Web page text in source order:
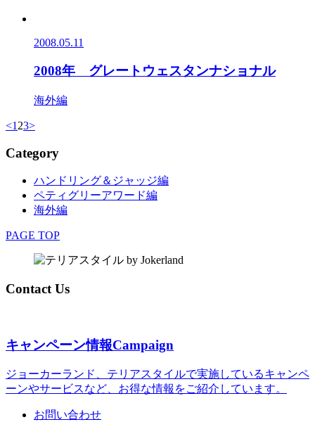
2008.05.11
2008年 グレートウェスタンナショナル
海外編
<1 23>
Category
ハンドリング＆ジャッジ編
ペティグリーアワード編
海外編
PAGE TOP
Contact Us
キャンペーン情報Campaign
ジョーカーランド、テリアスタイルで実施しているキャンペ
ーンやサービスなど、お得な情報をご紹介しています。
お問い合わせ